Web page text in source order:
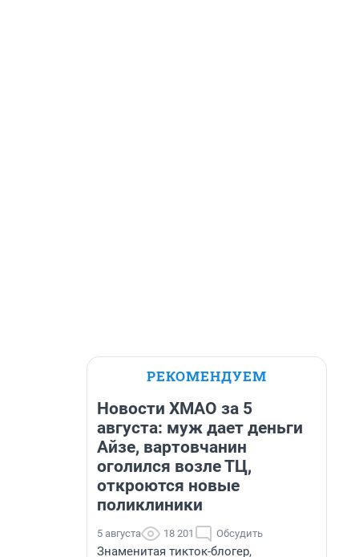
РЕКОМЕНДУЕМ
Новости ХМАО за 5
августа: муж дает деньги
Айзе, вартовчанин
оголился возле ТЦ,
откроются новые
поликлиники
5 августа 18 201 Обсудить
Знаменитая тикток-блогер,